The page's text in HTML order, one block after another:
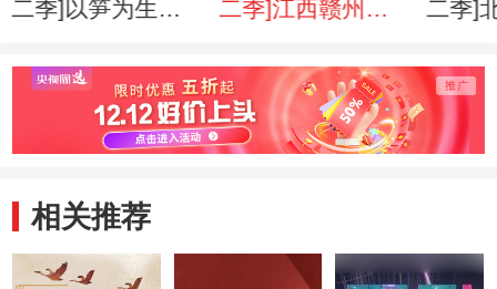
二季]以笋为生的
二季]江西赣州篙
二季]
相关推荐